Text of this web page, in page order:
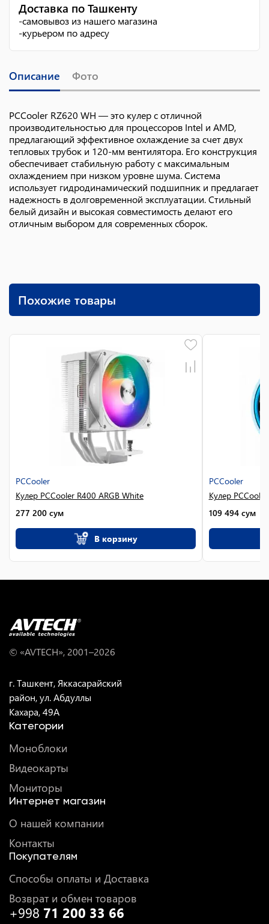
Доставка по Ташкенту
-самовывоз из нашего магазина
-курьером по адресу
Описание Фото
PCCooler RZ620 WH — это кулер с отличной
производительностью для процессоров Intel и AMD,
предлагающий эффективное охлаждение за счет двух
тепловых трубок и 120-мм вентилятора. Его конструкция
обеспечивает стабильную работу с максимальным
охлаждением при низком уровне шума. Система
использует гидродинамический подшипник и предлагает
надежность в долговременной эксплуатации. Стильный
белый дизайн и высокая совместимость делают его
отличным выбором для современных сборок.
Похожие товары
PCCooler
Кулер PCCooler R400 ARGB White
277 200 сум
В корзину
PCCooler
Кулер
109 494 сум
© «AVTECH», 2001–2026
г. Ташкент, Яккасарайский
район, ул. Абдуллы
Кахара, 49A
Категории
Моноблоки
Видеокарты
Мониторы
Интернет магазин
О нашей компании
Контакты
Покупателям
Способы оплаты и Доставка
Возврат и обмен товаров
+998 71 200 33 66